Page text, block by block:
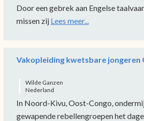
Door een gebrek aan Engelse
missen zij Lees meer...
Vakopleiding kwetsbare jongeren
Wilde Ganzen
Nederland
In Noord-Kivu, Oost-Congo,
gewapende rebellengroepen het